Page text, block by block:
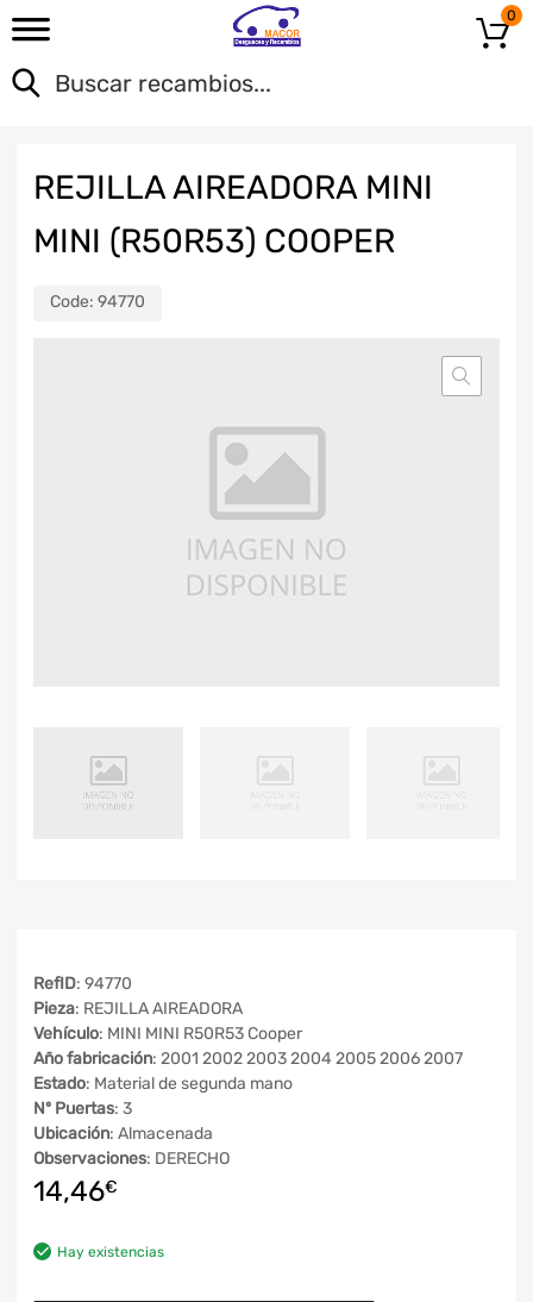
0
REJILLA AIREADORA MINI
MINI (R50R53) COOPER
Code: 94770
RefID: 94770
Pieza: REJILLA AIREADORA
Vehículo: MINI MINI R50R53 Cooper
Año fabricación: 2001 2002 2003 2004 2005 2006 2007
Estado: Material de segunda mano
Nº Puertas: 3
Ubicación: Almacenada
Observaciones: DERECHO
14,46€
Hay existencias